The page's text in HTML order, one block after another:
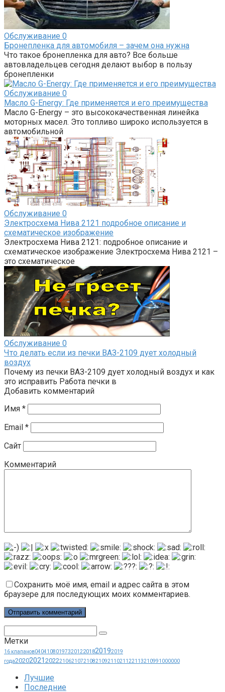
Обслуживание 0
Бронепленка для автомобиля – зачем она нужна
Что такое бронепленка для авто? Все больше
автовладельцев сегодня делают выбор в пользу
бронепленки
Обслуживание 0
Масло G-Energy: Где применяется и его преимущества
Масло G-Energy – это высококачественная линейка
моторных масел. Это топливо широко используется в
автомобильной
Обслуживание 0
Электросхема Нива 2121 подробное описание и
схематическое изображение
Электросхема Нива 2121: подробное описание и
схематическое изображение Электросхема Нива 2121 –
это схематическое
Обслуживание 0
Что делать если из печки ВАЗ-2109 дует холодный
воздух
Почему из печки ВАЗ-2109 дует холодный воздух и как
это исправить Работа печки в
Добавить комментарий
Имя *
Email *
Сайт
Комментарий
Сохранить моё имя, email и адрес сайта в этом
браузере для последующих моих комментариев.
Метки
16 клапанов0404108019732012201820192019
года20202021 20222106210721082109211021122113210991000000
Лучшие
Последние